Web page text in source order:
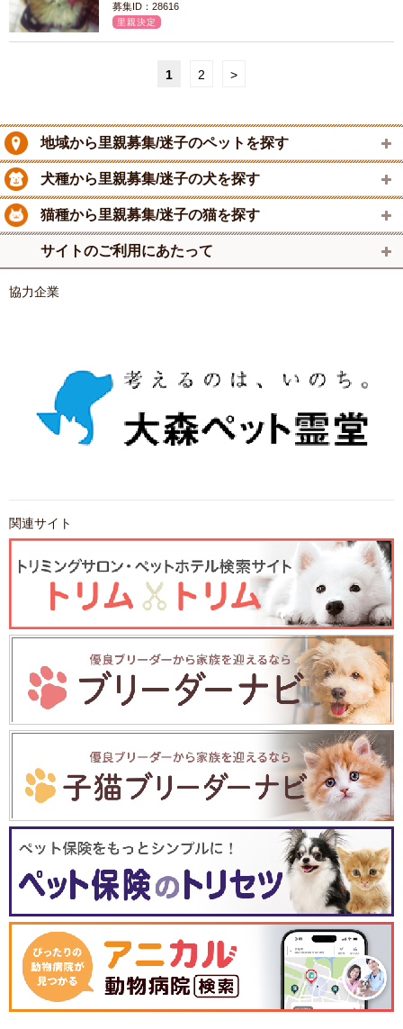
募集ID：28616
里親決定
1 2 >
地域から里親募集/迷子のペットを探す
犬種から里親募集/迷子の犬を探す
猫種から里親募集/迷子の猫を探す
サイトのご利用にあたって
協力企業
関連サイト